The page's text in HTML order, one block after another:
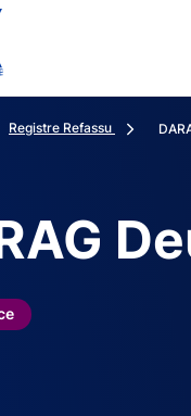
Registre Refassu